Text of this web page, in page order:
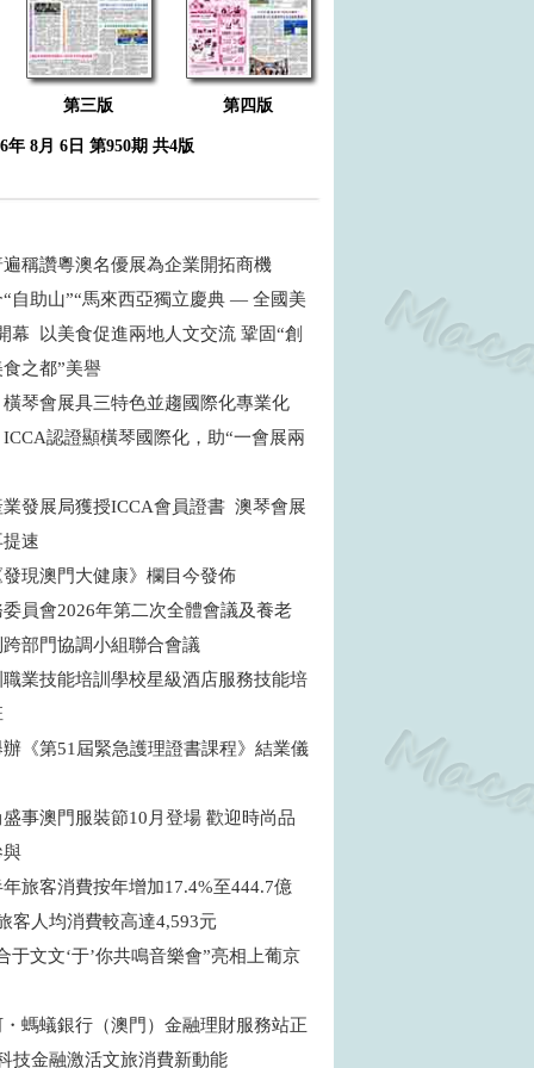
第三版 第四版
年 8月 6日 第950期 共4版
稱讚粵澳名優展為企業開拓商機
自助山”“馬來西亞獨立慶典 — 全國美
幕 以美食促進兩地人文交流 鞏固“創
之都”美譽
琴會展具三特色並趨國際化專業化
認證顯橫琴國際化，助“一會展兩
發展局獲授ICCA會員證書 澳琴會展
速
現澳門大健康》欄目今發佈
員會2026年第二次全體會議及養老
部門協調小組聯合會議
業技能培訓學校星級酒店服務技能培
《第51屆緊急護理證書課程》結業儀
事澳門服裝節10月登場 歡迎時尚品
與
旅客消費按年增加17.4%至444.7億
客人均消費較高達4,593元
于文文‘于’你共鳴音樂會”亮相上葡京
螞蟻銀行（澳門）金融理財服務站正
技金融激活文旅消費新動能